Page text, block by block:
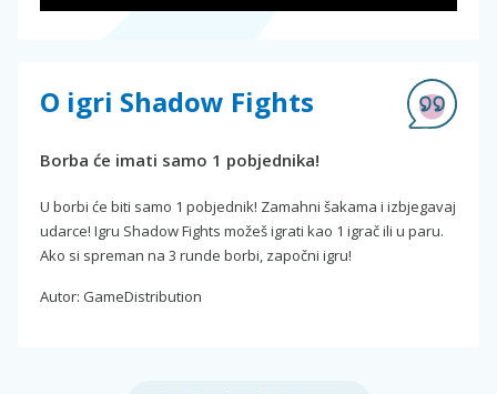
O igri Shadow Fights
Borba će imati samo 1 pobjednika!
U borbi će biti samo 1 pobjednik! Zamahni šakama i izbjegavaj
udarce! Igru Shadow Fights možeš igrati kao 1 igrač ili u paru.
Ako si spreman na 3 runde borbi, započni igru!
Autor: GameDistribution